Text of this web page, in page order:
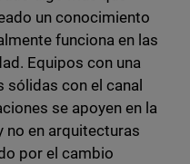
un conocimiento
funciona en las
Equipos con una
sólidas con el canal
se apoyen en la
no en arquitecturas
por el cambio